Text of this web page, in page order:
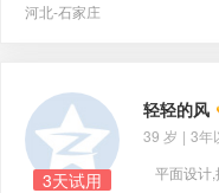
河北-石家庄
3天试用
轻轻的风
39 岁 | 3年
平面设计